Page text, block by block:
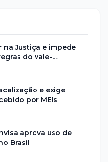
na Justiça e impede
do vale-
e exige
por MEIs
aprova uso de
Brasil